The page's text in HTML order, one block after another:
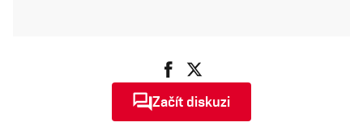
Začít diskuzi